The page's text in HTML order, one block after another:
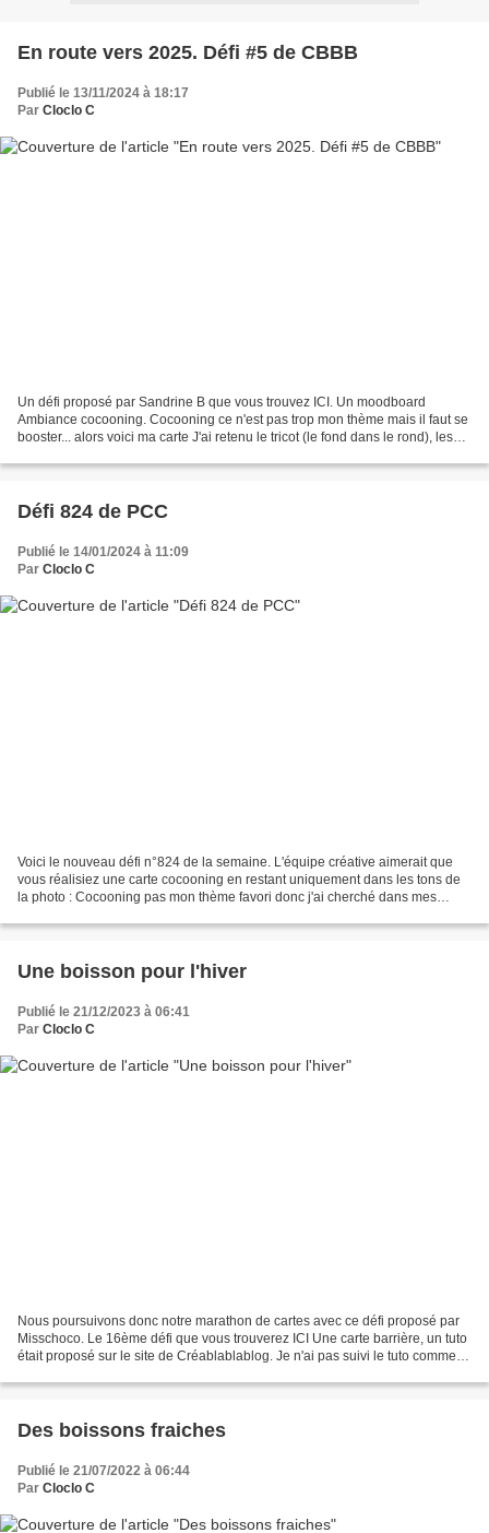
En route vers 2025. Défi #5 de CBBB
Publié le 13/11/2024 à 18:17
Par Cloclo C
Un défi proposé par Sandrine B que vous trouvez ICI. Un moodboard
Ambiance cocooning. Cocooning ce n'est pas trop mon thème mais il faut se
booster... alors voici ma carte J'ai retenu le tricot (le fond dans le rond), les
Défi 824 de PCC
Publié le 14/01/2024 à 11:09
Par Cloclo C
Voici le nouveau défi n°824 de la semaine. L'équipe créative aimerait que
vous réalisiez une carte cocooning en restant uniquement dans les tons de
la photo : Cocooning pas mon thème favori donc j'ai cherché dans mes
Une boisson pour l'hiver
Publié le 21/12/2023 à 06:41
Par Cloclo C
Nous poursuivons donc notre marathon de cartes avec ce défi proposé par
Misschoco. Le 16ème défi que vous trouverez ICI Une carte barrière, un tuto
était proposé sur le site de Créablablablog. Je n'ai pas suivi le tuto comme
Des boissons fraiches
Publié le 21/07/2022 à 06:44
Par Cloclo C